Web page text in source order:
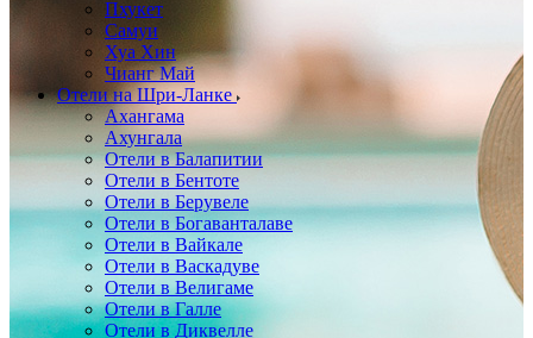
Пхукет
Самуи
Хуа Хин
Чианг Май
Отели на Шри-Ланке
Ахангама
Ахунгала
Отели в Балапитии
Отели в Бентоте
Отели в Берувеле
Отели в Богаванталаве
Отели в Вайкале
Отели в Васкадуве
Отели в Велигаме
Отели в Галле
Отели в Диквелле